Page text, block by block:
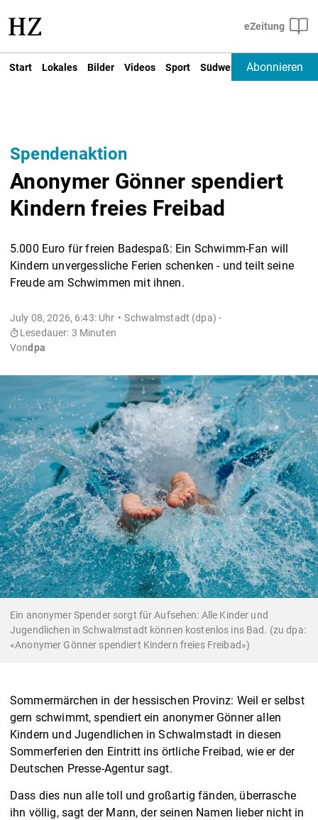
Start Lokales Bilder Videos Sport Südwest Deutschland
Abonnieren
Spendenaktion
Anonymer Gönner spendiert
Kindern freies Freibad
5.000 Euro für freien Badespaß: Ein Schwimm-Fan will
Kindern unvergessliche Ferien schenken - und teilt seine
Freude am Schwimmen mit ihnen.
July 08, 2026, 6:43: Uhr
Schwalmstadt (dpa) -
Lesedauer: 3 Minuten
Vondpa
Ein anonymer Spender sorgt für Aufsehen: Alle Kinder und
Jugendlichen in Schwalmstadt können kostenlos ins Bad. (zu dpa:
«Anonymer Gönner spendiert Kindern freies Freibad»)
Sommermärchen in der hessischen Provinz: Weil er selbst
gern schwimmt, spendiert ein anonymer Gönner allen
Kindern und Jugendlichen in Schwalmstadt in diesen
Sommerferien den Eintritt ins örtliche Freibad, wie er der
Deutschen Presse-Agentur sagt.
Dass dies nun alle toll und großartig fänden, überrasche
ihn völlig, sagt der Mann, der seinen Namen lieber nicht in